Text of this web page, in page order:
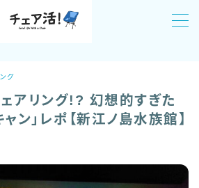
グ
アリング!? 幻想的すぎた
ン」レポ【新江ノ島水族館】